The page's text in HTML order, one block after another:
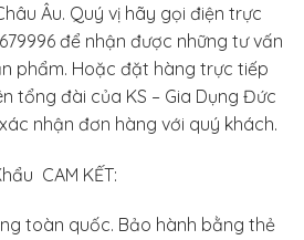
Âu. Quý vị hãy gọi điện trực
để nhận được những tư vấn
phẩm. Hoặc đặt hàng trực tiếp
tổng đài của KS – Gia Dụng Đức
nhận đơn hàng với quý khách.
CAM KẾT:
toàn quốc. Bảo hành bằng thẻ